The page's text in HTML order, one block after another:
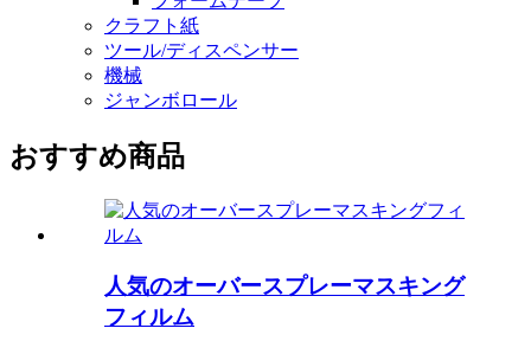
クラフト紙
ツール/ディスペンサー
機械
ジャンボロール
おすすめ商品
人気のオーバースプレーマスキング
フィルム